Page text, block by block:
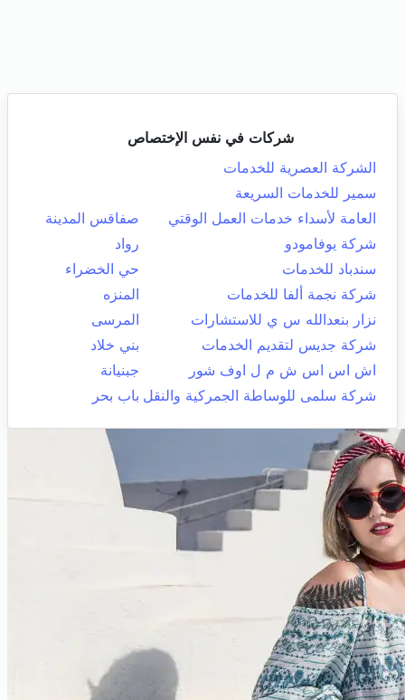
شركات في نفس الإختصاص
الشركة العصرية للخدمات
سمير للخدمات السريعة
العامة لأسداء خدمات العمل الوقتي
صفاقس المدينة
شركة يوفامودو
رواد
سندباد للخدمات
حي الخضراء
شركة نجمة ألفا للخدمات
المنزه
نزار بنعدالله س ي للاستشارات
المرسى
شركة جديس لتقديم الخدمات
بني خلاد
اش اس اس ش م ل اوف شور
جبنيانة
شركة سلمى للوساطة الجمركية والنقل باب بحر